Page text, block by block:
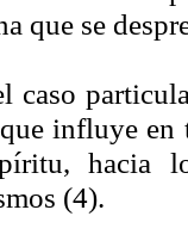
que se
caso
influye en
hacia
(4).